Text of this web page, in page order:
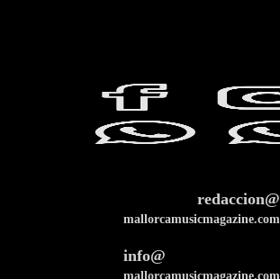
redaccion@
mallorcamusicmagazine.com
info@
mallorcamusicmagazine.com